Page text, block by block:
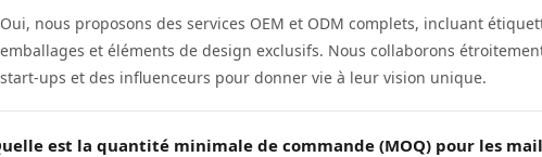
Oui, nous proposons des services OEM et ODM complets, incluant
emballages et éléments de design exclusifs. Nous collaborons
start-ups et des influenceurs pour donner vie à leur vision unique.
est la quantité minimale de commande (MOQ) pour les